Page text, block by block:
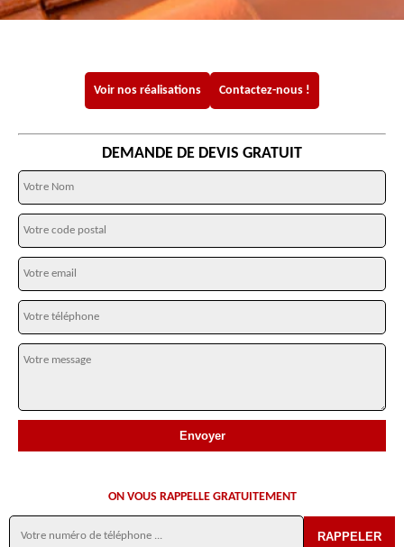
Voir nos réalisations Contactez-nous !
DEMANDE DE DEVIS GRATUIT
ON VOUS RAPPELLE GRATUITEMENT